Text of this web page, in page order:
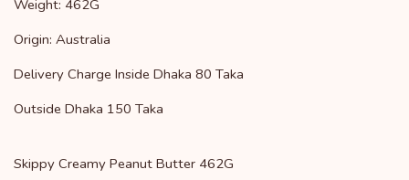
Weight: 462G
Origin: Australia
Delivery Charge Inside Dhaka 80 Taka
Outside Dhaka 150 Taka
Skippy Creamy Peanut Butter 462G